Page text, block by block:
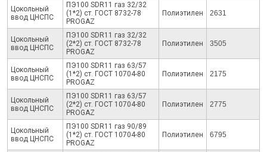
Цокольный
ввод ЦНСПС
ПЭ100 SDR11 газ 32/32
(1*2) ст. ГОСТ 8732-78
PROGAZ
Полиэтилен 2631
Цокольный
ввод ЦНСПС
ПЭ100 SDR11 газ 32/32
(2*2) ст. ГОСТ 8732-78
PROGAZ
Полиэтилен 3505
Цокольный
ввод ЦНСПС
ПЭ100 SDR11 газ 63/57
(1*2) ст. ГОСТ 10704-80
PROGAZ
Полиэтилен 2175
Цокольный
ввод ЦНСПС
ПЭ100 SDR11 газ 63/57
(2*2) ст. ГОСТ 10704-80
PROGAZ
Полиэтилен 2775
Цокольный
ввод ЦНСПС
ПЭ100 SDR11 газ 90/89
(1*2) ст. ГОСТ 10704-80
PROGAZ
Полиэтилен 6795